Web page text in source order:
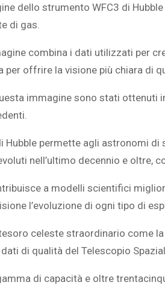
dello strumento WFC3 di
di gas.
combina i dati utilizzati per
per offrire la visione più chiara di
immagine sono stati
Hubble permette agli astronomi
nell’ultimo decennio e oltre,
a modelli scientifici
l’evoluzione di ogni tipo di
celeste straordinario come
di qualità del Telescopio
di capacità e oltre